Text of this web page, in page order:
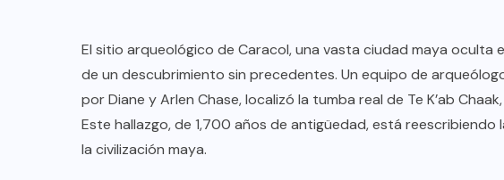
El sitio arqueológico de Caracol, una vasta ciudad maya oculta
de un descubrimiento sin precedentes. Un equipo de
por Diane y Arlen Chase, localizó la tumba real de Te K’ab
Este hallazgo, de 1,700 años de antigüedad, está
la civilización maya.
TURÍSTICA POR ABUSOS Y FALTA
DE PLANEACIÓN
JUNIO 24, 2026
de